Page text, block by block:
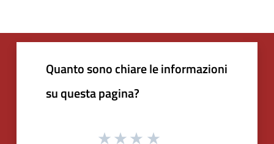
Quanto sono chiare le informazioni
su questa pagina?